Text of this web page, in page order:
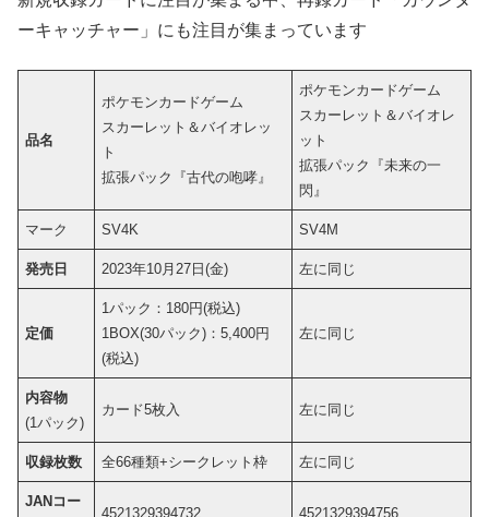
ーキャッチャー」にも注目が集まっています
品名
ポケモンカードゲーム
スカーレット＆バイオレッ
ト
拡張パック『古代の咆哮』
ポケモンカードゲーム
スカーレット＆バイオレ
ット
拡張パック『未来の一
閃』
マーク SV4K SV4M
発売日 2023年10月27日(金) 左に同じ
定価
1パック：180円(税込)
1BOX(30パック)：5,400円
(税込)
左に同じ
内容物
(1パック)
カード5枚入 左に同じ
収録枚数 全66種類+シークレット枠 左に同じ
JANコー
4521329394732 4521329394756